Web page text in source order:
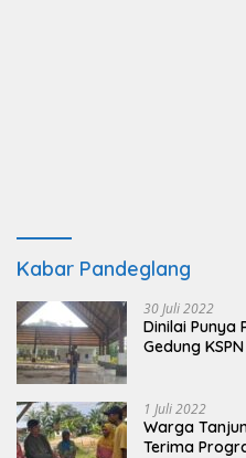
Kabar Pandeglang
30 Juli 2022
Dinilai Punya
Gedung
1 Juli 2022
Warga
Terima